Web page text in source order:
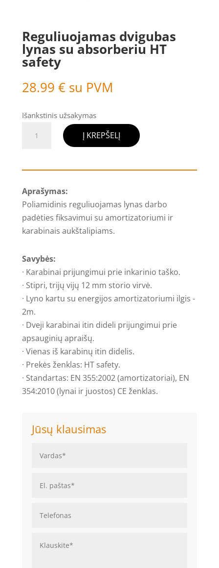
Reguliuojamas dvigubas
lynas su absorberiu HT
safety
28.99 € su PVM
Išankstinis užsakymas
kiekis:
dvigubas
su
absorberiu
HT
safety
Į KREPŠELĮ
Aprašymas:
Poliamidinis reguliuojamas lynas darbo
padėties fiksavimui su amortizatoriumi ir
karabinais aukštalipiams.
Savybės:
· Karabinai prijungimui prie inkarinio taško.
· Stipri, trijų vijų 12 mm storio virvė.
· Lyno kartu su energijos amortizatoriumi ilgis -
2m.
· Dveji karabinai itin dideli prijungimui prie
apsauginių apraišų.
· Vienas iš karabinų itin didelis.
· Prekės ženklas: HT safety.
· Standartas: EN 355:2002 (amortizatoriai), EN
354:2010 (lynai ir juostos) CE ženklas.
Jūsų klausimas